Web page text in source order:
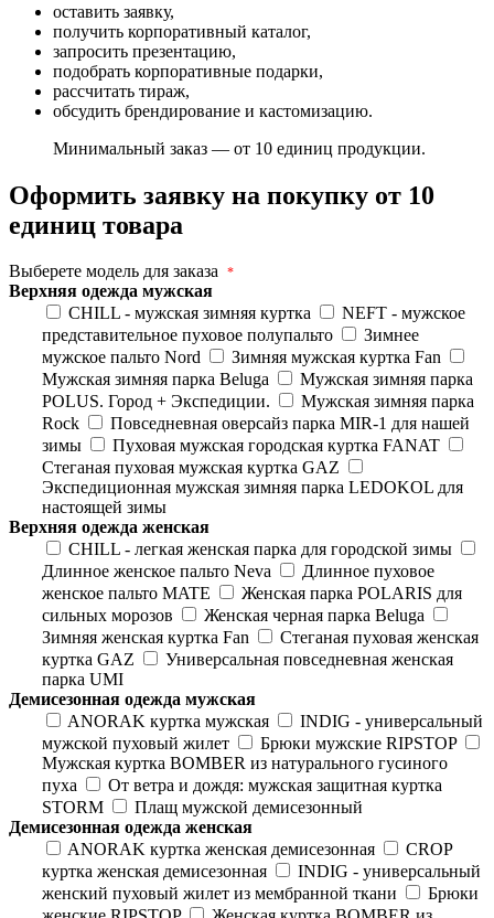
оставить заявку,
получить корпоративный каталог,
запросить презентацию,
подобрать корпоративные подарки,
рассчитать тираж,
обсудить брендирование и кастомизацию.
Минимальный заказ — от 10 единиц продукции.
Оформить заявку на покупку от 10
единиц товара
Выберете модель для заказа *
Верхняя одежда мужская
CHILL - мужская зимняя куртка
NEFT - мужское
представительное пуховое полупальто
Зимнее
мужское пальто Nord
Зимняя мужская куртка Fan
Мужская зимняя парка Beluga
Мужская зимняя парка
POLUS. Город + Экспедиции.
Мужская зимняя парка
Rock
Повседневная оверсайз парка MIR-1 для нашей
зимы
Пуховая мужская городская куртка FANAT
Стеганая пуховая мужская куртка GAZ
Экспедиционная мужская зимняя парка LEDOKOL для
настоящей зимы
Верхняя одежда женская
CHILL - легкая женская парка для городской зимы
Длинное женское пальто Neva
Длинное пуховое
женское пальто MATE
Женская парка POLARIS для
сильных морозов
Женская черная парка Beluga
Зимняя женская куртка Fan
Стеганая пуховая женская
куртка GAZ
Универсальная повседневная женская
парка UMI
Демисезонная одежда мужская
ANORAK куртка мужская
INDIG - универсальный
мужской пуховый жилет
Брюки мужские RIPSTOP
Мужская куртка BOMBER из натурального гусиного
пуха
От ветра и дождя: мужская защитная куртка
STORM
Плащ мужской демисезонный
Демисезонная одежда женская
ANORAK куртка женская демисезонная
CROP
куртка женская демисезонная
INDIG - универсальный
женский пуховый жилет из мембранной ткани
Брюки